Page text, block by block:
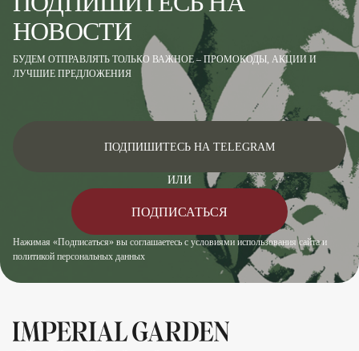
НОВОСТИ
БУДЕМ ОТПРАВЛЯТЬ ТОЛЬКО ВАЖНОЕ – ПРОМОКОДЫ, АКЦИИ И
ЛУЧШИЕ ПРЕДЛОЖЕНИЯ
Нажимая «Подписаться» вы соглашаетесь с условиями использования сайта и
политикой персональных данных
ПОДПИШИТЕСЬ НА TELEGRAM
ИЛИ
ПОДПИСАТЬСЯ